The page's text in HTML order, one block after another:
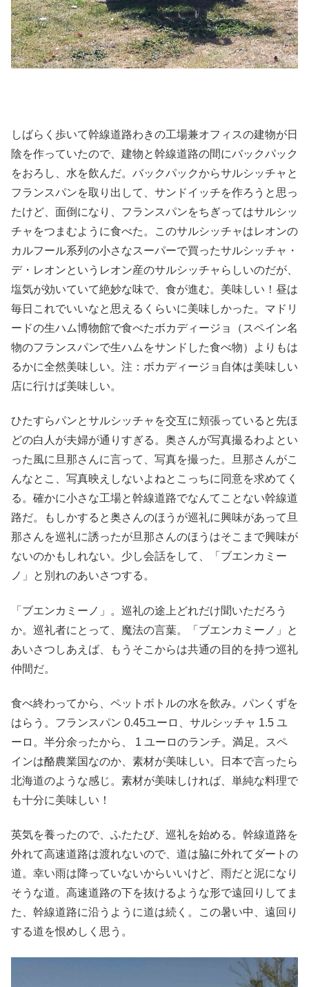
しばらく歩いて幹線道路わきの工場兼オフィスの建物が日
陰を作っていたので、建物と幹線道路の間にバックパック
をおろし、水を飲んだ。バックパックからサルシッチャと
フランスパンを取り出して、サンドイッチを作ろうと思っ
たけど、面倒になり、フランスパンをちぎってはサルシッ
チャをつまむように食べた。このサルシッチャはレオンの
カルフール系列の小さなスーパーで買ったサルシッチャ・
デ・レオンというレオン産のサルシッチャらしいのだが、
塩気が効いていて絶妙な味で、食が進む。美味しい！昼は
毎日これでいいなと思えるくらいに美味しかった。マドリ
ードの生ハム博物館で食べたボカディージョ（スペイン名
物のフランスパンで生ハムをサンドした食べ物）よりもは
るかに全然美味しい。注：ボカディージョ自体は美味しい
店に行けば美味しい。
ひたすらパンとサルシッチャを交互に頬張っていると先ほ
どの白人が夫婦が通りすぎる。奥さんが写真撮るわよとい
った風に旦那さんに言って、写真を撮った。旦那さんがこ
んなとこ、写真映えしないよねとこっちに同意を求めてく
る。確かに小さな工場と幹線道路でなんてことない幹線道
路だ。もしかすると奥さんのほうが巡礼に興味があって旦
那さんを巡礼に誘ったが旦那さんのほうはそこまで興味が
ないのかもしれない。少し会話をして、「ブエンカミー
ノ」と別れのあいさつする。
「ブエンカミーノ」。巡礼の途上どれだけ聞いただろう
か。巡礼者にとって、魔法の言葉。「ブエンカミーノ」と
あいさつしあえば、もうそこからは共通の目的を持つ巡礼
仲間だ。
食べ終わってから、ペットボトルの水を飲み。パンくずを
はらう。フランスパン 0.45ユーロ、サルシッチャ 1.5 ユ
ーロ。半分余ったから、 1 ユーロのランチ。満足。スペ
インは酪農業国なのか、素材が美味しい。日本で言ったら
北海道のような感じ。素材が美味しければ、単純な料理で
も十分に美味しい！
英気を養ったので、ふたたび、巡礼を始める。幹線道路を
外れて高速道路は渡れないので、道は脇に外れてダートの
道。幸い雨は降っていないからいいけど、雨だと泥になり
そうな道。高速道路の下を抜けるような形で遠回りしてま
た、幹線道路に沿うように道は続く。この暑い中、遠回り
する道を恨めしく思う。